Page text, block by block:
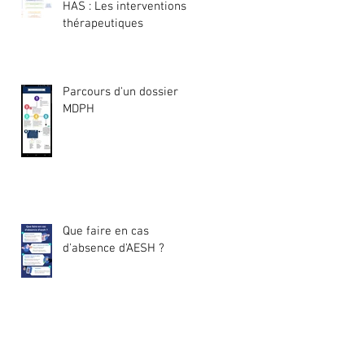
HAS : Les interventions
thérapeutiques
Parcours d'un dossier
MDPH
Que faire en cas
d'absence d'AESH ?